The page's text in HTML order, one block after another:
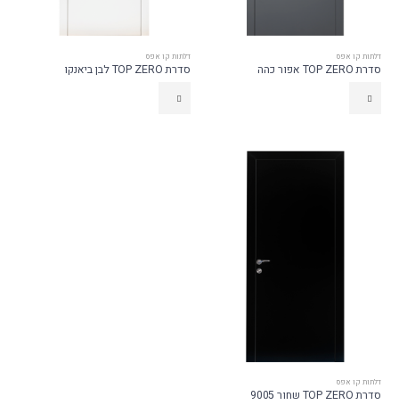
דלתות קו אפס
סדרת TOP ZERO אפור כהה
דלתות קו אפס
סדרת TOP ZERO לבן ביאנקו
דלתות קו אפס
סדרת TOP ZERO שחור 9005